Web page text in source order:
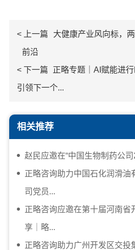
< 上一篇 大健康产业风向标，
前沿
< 下一篇 正略专题｜AI赋能进
引领下一个...
相关推荐
赵民应邀在“中国生物制药公
正略咨询助力中国石化润滑油
司党员...
正略咨询应邀在第十届河南省
享｜略...
正略咨询助力广州开发区交投